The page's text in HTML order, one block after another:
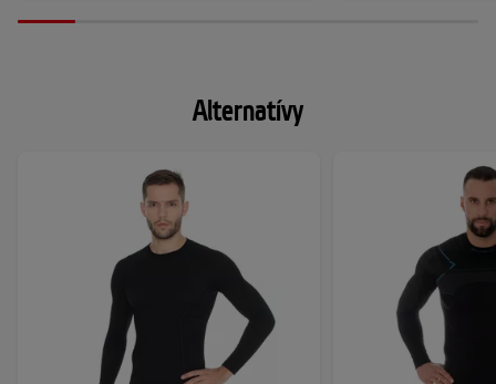
Alternatívy